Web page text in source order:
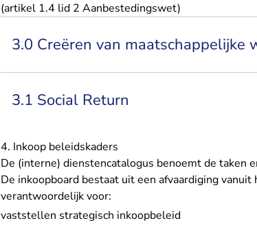
(artikel 1.4 lid 2 Aanbestedingswet)
3.0 Creëren van maatschappelijke
3.1 Social Return
4. Inkoop beleidskaders
De (interne) dienstencatalogus benoemt de taken
De inkoopboard bestaat uit een afvaardiging
verantwoordelijk voor:
vaststellen strategisch inkoopbeleid